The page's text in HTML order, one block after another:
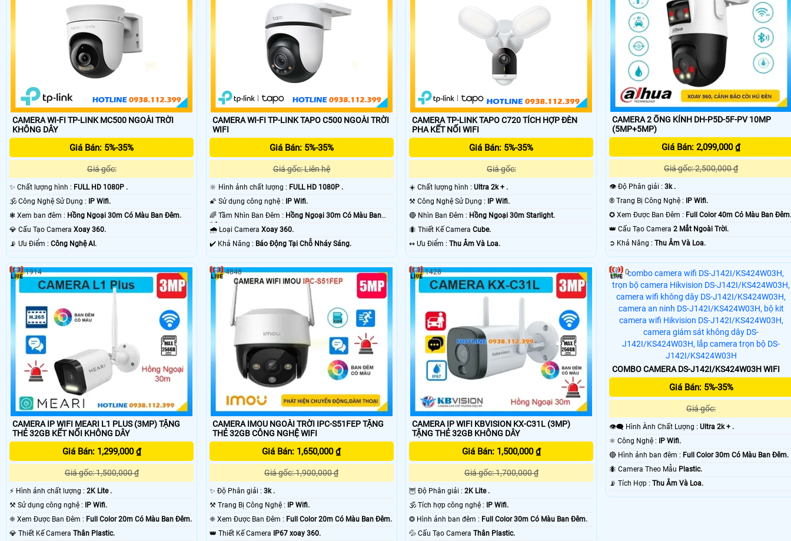
'
CAMERA WI-FI TP-LINK MC500 NGOÀI TRỜI
KHÔNG DÂY
Giá Bán: 5%-35%
Giá gốc:
✨ Chất lượng hình : FULL HD 1080P .
🕉️ Công Nghệ Sử Dụng : IP Wifi.
❃ Xem ban đêm : Hồng Ngoại 30m Có Màu Ban Ðêm.
💎 Cấu Tạo Camera Xoay 360.
️📡 Ưu Điểm : Công Nghệ AI.
CAMERA WI-FI TP-LINK TAPO C500 NGOÀI TRỜI
WIFI
Giá Bán: 5%-35%
Giá gốc: Liên hệ
🔆 Hình ảnh chất lượng : FULL HD 1080P .
🌠 Sử dụng công nghệ : IP Wifi.
🌈 Tầm Nhìn Ban Đêm : Hồng Ngoại 30m Có Màu Ban
Ðêm.🌧️ Loại Camera Xoay 360.
️✔️ Khả Năng : Báo Động Tại Chỗ Nháy Sáng.
CAMERA TP-LINK TAPO C720 TÍCH HỢP ĐÈN
PHA KẾT NỐI WIFI
Giá Bán: 5%-35%
Giá gốc:
☀️ Chất lượng hình :Ultra 2k + .
⚒ Công Nghệ Sử Dụng : IP Wifi.
🔴 Nhìn Ban Đêm : Hồng Ngoại 30m Starlight.
🐜 Thiết Kế CameraCube.
️↭ Ưu Điểm :Thu Âm Và Loa.
CAMERA 2 ỐNG KÍNH DH-P5D-5F-PV 10MP
(5MP+5MP)
Giá Bán: 2,099,000 ₫
Giá gốc: 2,500,000 ₫
👁 Độ Phân giải : 3k .
®️ Trang Bị Công Nghệ :
IP Wifi.
✪ Xem Được Ban Đêm : Full Color 40m Có Màu Ban Ðêm.
👑 Cấu Tạo Camera 2 Mắt Ngoài Trời.
️➲ Khả Năng : Thu Âm Và Loa.
CAMERA IP WIFI MEARI L1 PLUS (3MP) TẶNG
THẺ 32GB KẾT NỐI KHÔNG DÂY
Giá Bán: 1,299,000 ₫
Giá gốc: 1,500,000 ₫
️⚡ Hình ảnh chất lượng : 2K Lite .
⚒ Sử dụng công nghệ : IP Wifi.
❈ Xem Được Ban Đêm : Full Color 20m Có Màu Ban Ðêm.
💎 Thiết Kế Camera Thân Plastic.
1914
CAMERA IMOU NGOÀI TRỜI IPC-S51FEP TẶNG
THẺ 32GB CÔNG NGHỆ WIFI
Giá Bán: 1,650,000 ₫
Giá gốc: 1,900,000 ₫
✨ Độ Phân giải : 3k .
⚒ Trang Bị Công Nghệ : IP Wifi.
❈ Xem Được Ban Đêm : Full Color 20m Có Màu Ban Ðêm.
👑 Thiết Kế Camera IP67 xoay 360.
4848
CAMERA IP WIFI KBVISION KX-C31L (3MP)
TẶNG THẺ 32GB KHÔNG DÂY
Giá Bán: 1,500,000 ₫
Giá gốc: 1,700,000 ₫
🦉 Độ Phân giải :2K Lite .
🕉️ Tích hợp công nghệ : IP Wifi.
❂ Hình ảnh ban đêm : Full Color 30m Có Màu Ban Ðêm.
💦 Cấu Tạo CameraThân Plastic.
1428
COMBO CAMERA DS-J142I/KS424W03H WIFI
Giá Bán: 5%-35%
Giá gốc:
👁️‍🗨 Hình Ành Chất Lượng : Ultra 2k + .
⚛️ Công Nghệ : IP Wifi.
🔴 Hình ảnh ban đêm : Full Color 30m Có Màu Ban Ðêm.
🐜 Camera Theo Mẫu Plastic.
️📡 Tích Hợp : Thu Âm Và Loa.
0